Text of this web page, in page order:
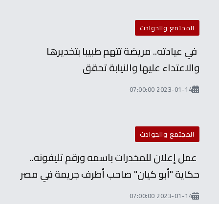
المجتمع والحوادث
في عيادته.. مريضة تتهم طبيبا بتخديرها
والاعتداء عليها والنيابة تحقق
2023-01-14 07:00:00
المجتمع والحوادث
عمل إعلان للمخدرات باسمه ورقم تليفونه..
حكاية "أبو كيان" صاحب أطرف جريمة في مصر
2023-01-14 07:00:00